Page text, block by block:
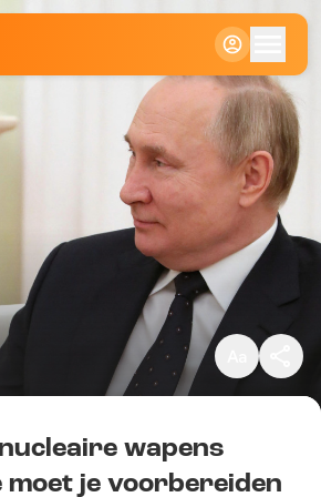
Klein
Standaard
Groot
Kopieer link
wapens
moet je voorbereiden